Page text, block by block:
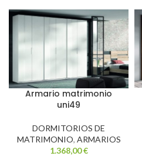
Armario matrimonio
uni49
DORMITORIOS DE
MATRIMONIO, ARMARIOS
1.368,00€